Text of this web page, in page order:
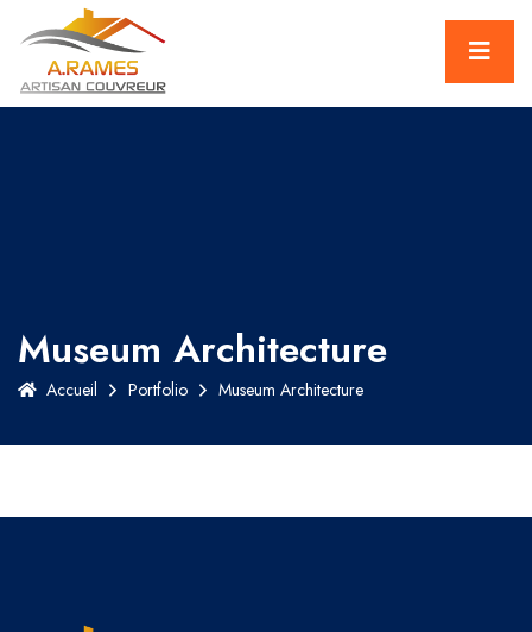
Museum Architecture
Accueil Portfolio Museum Architecture